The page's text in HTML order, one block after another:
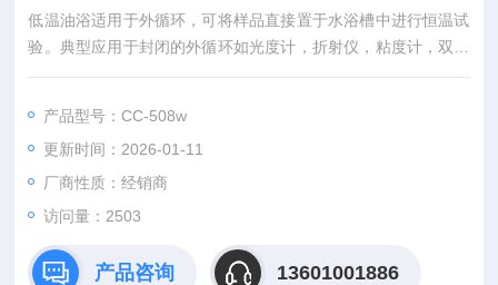
低温油浴适用于外循环，可将样品直接置于水浴槽中进行恒温试
验。典型应用于封闭的外循环如光度计，折射仪，粘度计，双层
反应釜，高压灭菌器等。可应用于微型工厂，公斤实验室，测定
以及材料测试，质量控制等。
产品型号：CC-508w
更新时间：2026-01-11
厂商性质：经销商
访问量：2503
产品咨询 13601001886